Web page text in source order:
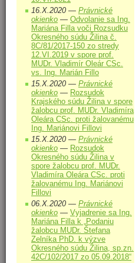
16.X.2020 — Právnické
okienko — Odvolanie sa Ing.
Mariána Filla voči Rozsudku
Okresného súdu Žilina č.
8C/81/2017-150 zo stredy
12.VI.2019 v spore prof.
MUDr. Vladimír Oleár CSc.
vs. Ing. Marián Fillo
15.X.2020 — Právnické
okienko — Rozsudok
Krajského súdu Žilina v spore
žalobcu prof. MUDr. Vladimíra
Oleára CSc. proti žalovanému
Ing. Mariánovi Fillovi
15.X.2020 — Právnické
okienko — Rozsudok
Okresného súdu Žilina v
spore žalobcu prof. MUDr.
Vladimíra Oleára CSc. proti
žalovanému Ing. Mariánovi
Fillovi
06.X.2020 — Právnické
okienko — Vyjadrenie sa Ing.
Mariána Filla k „Podaniu
žalobcu MUDr. Štefana
Zelníka PhD. k výzve
Okresného súdu Žilina, sp.zn.
42C/102/2017 zo 05.09.2018“